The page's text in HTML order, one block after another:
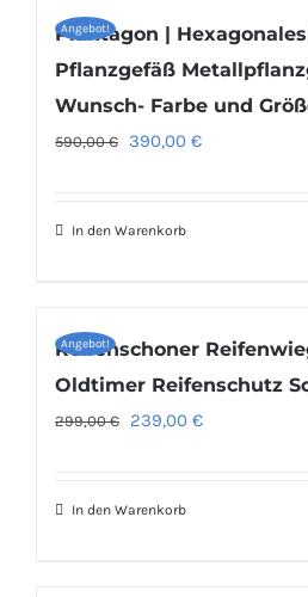
Angebot!
Plantagon |
Pflanzgefäß
Wunsch- Farbe und
590,00€ Ursprünglicher
590,00 €
390,00 €Aktueller
In den Warenkorb
Angebot!
Reifenschoner
Oldtimer Reifenschutz
299,00€
Ursprünglicher
299,00 €
239,00 €Aktueller
In den Warenkorb